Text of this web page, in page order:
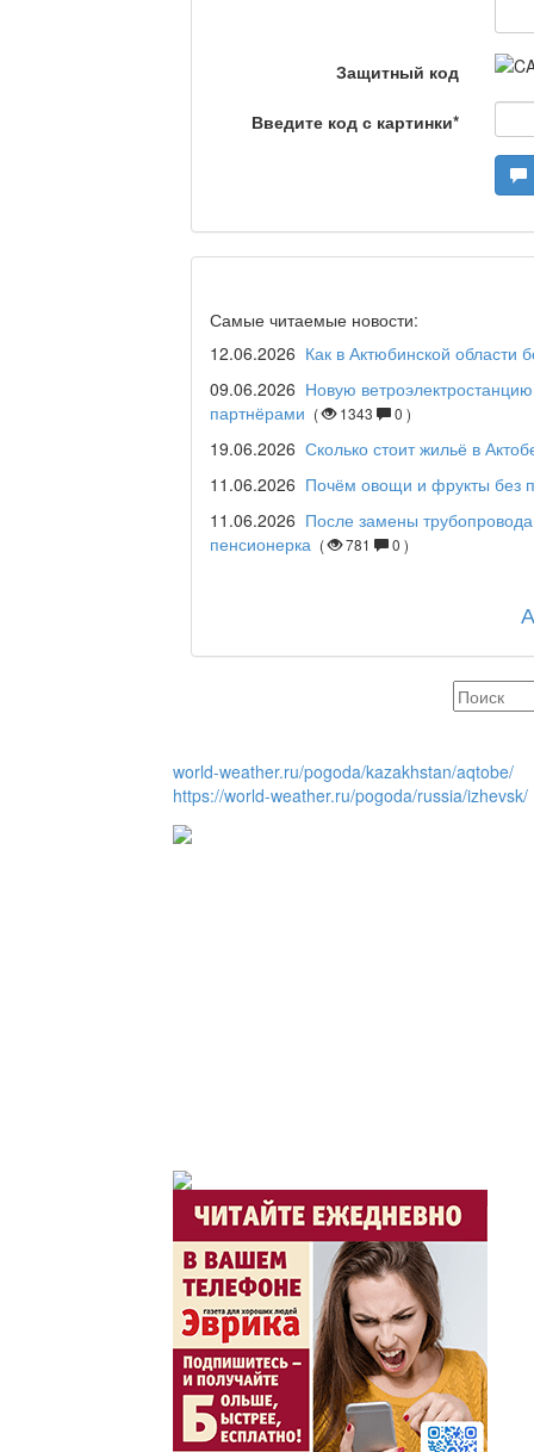
Станем чемпионами
Дәрігер не айтады?
Maslihat LIVE
Отчётная встреча
қаласы әкімінің
Час акима / Әкім
Розыгрыши призов
Защитный код
Введите код с картинки*
Самые читаемые новости:
12.06.2026 Как в Актюбинской области
09.06.2026 Новую
партнёрами ( 1343 0 )
19.06.2026 Сколько стоит жильё в
11.06.2026 Почём овощи и фрукты без
11.06.2026 После замены
пенсионерка ( 781 0 )
world-weather.ru/pogoda/kazakhstan/aqtobe/
https://world-weather.ru/pogoda/russia/izhevsk/